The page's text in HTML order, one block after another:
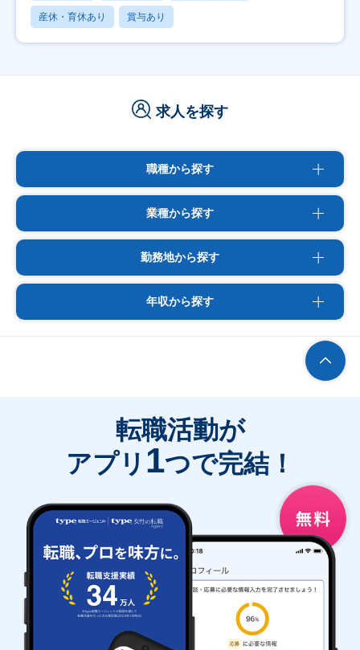
産休・育休あり 賞与あり
求人を探す
職種から探す
業種から探す
勤務地から探す
年収から探す
転職活動が
アプリ 1つで完結！